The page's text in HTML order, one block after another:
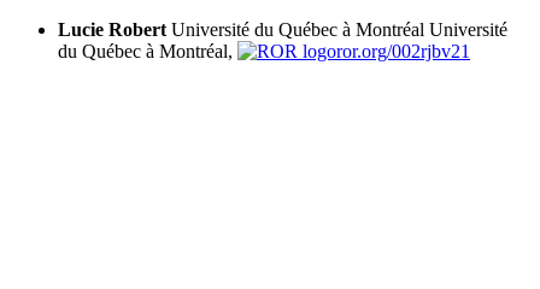
Lucie Robert Université du Québec à Montréal Université
du Québec à Montréal,
ror.org/002rjbv21